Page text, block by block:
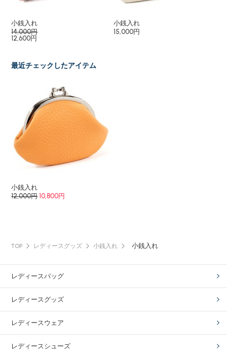
小銭入れ
14,000円
12,600円
小銭入れ
15,000円
最近チェックしたアイテム
小銭入れ
12,000円 10,800円
TOP レディースグッズ 小銭入れ 小銭入れ
レディースバッグ
レディースグッズ
レディースウェア
レディースシューズ